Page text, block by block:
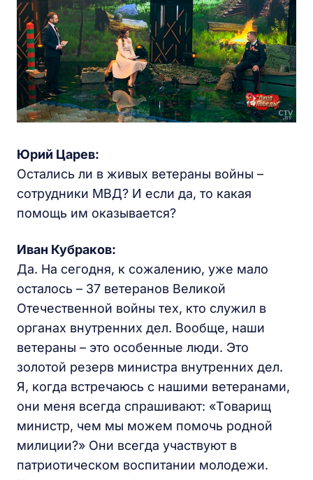
Юрий Царев:
Остались ли в живых ветераны войны –
сотрудники МВД? И если да, то какая
помощь им оказывается?
Иван Кубраков:
Да. На сегодня, к сожалению, уже мало
осталось – 37 ветеранов Великой
Отечественной войны тех, кто служил в
органах внутренних дел. Вообще, наши
ветераны – это особенные люди. Это
золотой резерв министра внутренних дел.
Я, когда встречаюсь с нашими ветеранами,
они меня всегда спрашивают: «Товарищ
министр, чем мы можем помочь родной
милиции?» Они всегда участвуют в
патриотическом воспитании молодежи.